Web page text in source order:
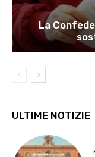
La
ULTIME NOTIZIE